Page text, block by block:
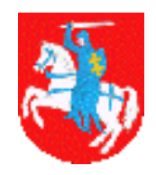
treści
Przejdź
treści